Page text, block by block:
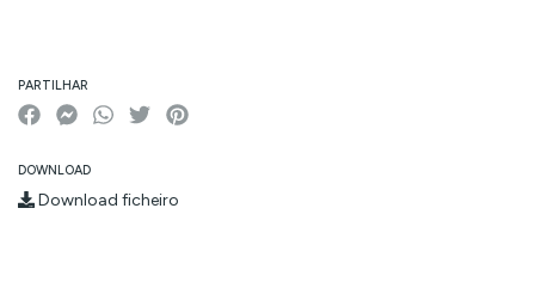
PARTILHAR
DOWNLOAD
Download ficheiro